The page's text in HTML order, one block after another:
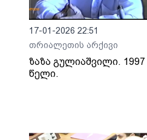
17-01-2026 22:51
თრიალეთის არქივი
ზაზა გულიაშვილი. 1997
წელი.